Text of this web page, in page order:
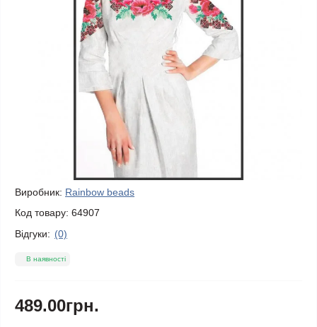
Виробник: Rainbow beads
Код товару: 64907
Відгуки: (0)
В наявності
489.00грн.